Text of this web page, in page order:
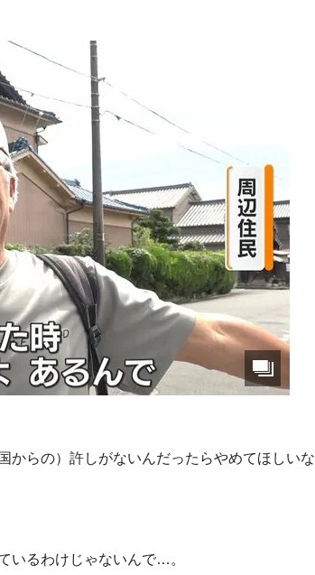
からの）許しがないんだったらやめてほしいな
いるわけじゃないんで…。